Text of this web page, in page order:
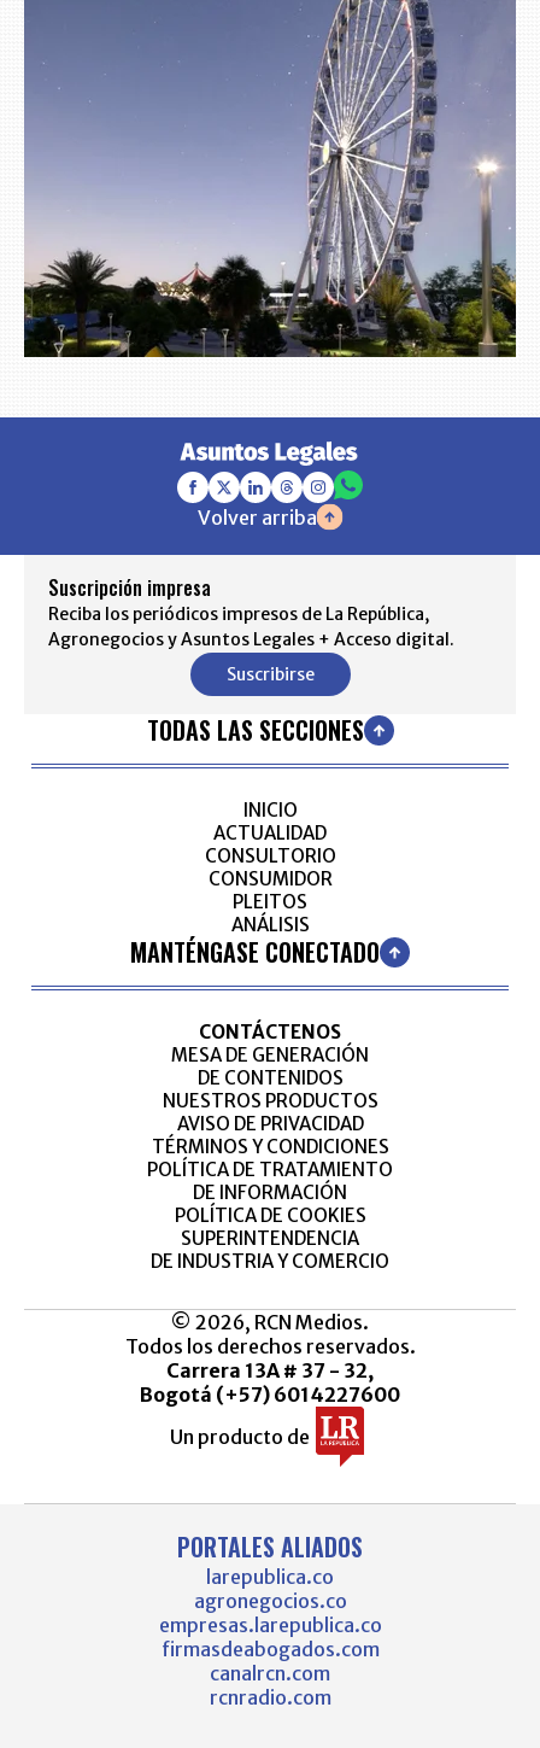
Volver arriba
Suscripción impresa
Reciba los periódicos impresos de La República,
Agronegocios y Asuntos Legales + Acceso digital.
Suscribirse
TODAS LAS SECCIONES
INICIO
ACTUALIDAD
CONSULTORIO
CONSUMIDOR
PLEITOS
ANÁLISIS
MANTÉNGASE CONECTADO
CONTÁCTENOS
MESA DE GENERACIÓN
DE CONTENIDOS
NUESTROS PRODUCTOS
AVISO DE PRIVACIDAD
TÉRMINOS Y CONDICIONES
POLÍTICA DE TRATAMIENTO
DE INFORMACIÓN
POLÍTICA DE COOKIES
SUPERINTENDENCIA
DE INDUSTRIA Y COMERCIO
© 2026, RCN Medios.
Todos los derechos reservados.
Carrera 13A # 37 - 32,
Bogotá (+57) 6014227600
Un producto de
PORTALES ALIADOS
larepublica.co
agronegocios.co
empresas.larepublica.co
firmasdeabogados.com
canalrcn.com
rcnradio.com